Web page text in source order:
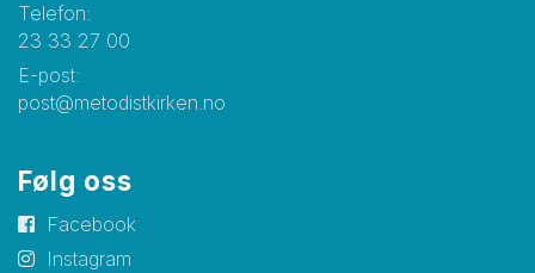
Telefon:
23 33 27 00
E-post:
post@metodistkirken.no
Følg oss
Facebook
Instagram